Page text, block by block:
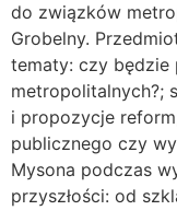
do związków
Grobelny.
tematy: czy
metropolitalnych?;
i propozycje
publicznego czy
Mysona podczas
przyszłości: od